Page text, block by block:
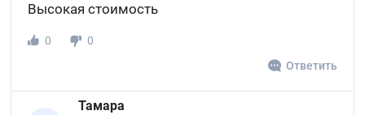
Высокая стоимость
0
0
Ответить
Тамара